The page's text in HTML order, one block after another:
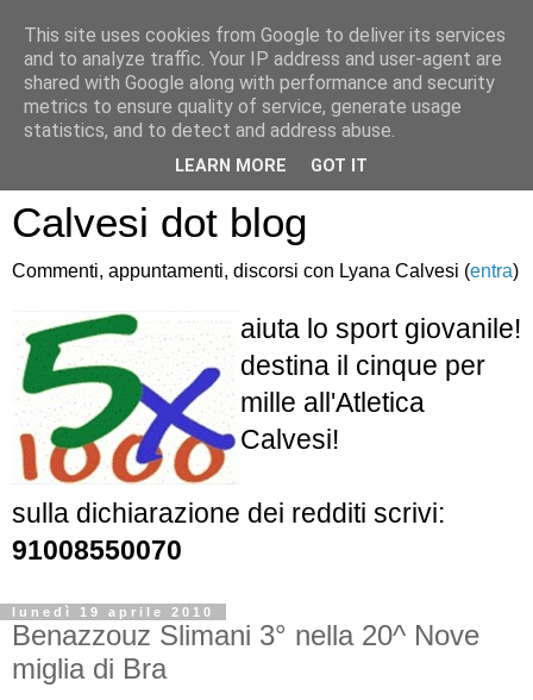
Atletica Sandro
Calvesi dot blog
Commenti, appuntamenti, discorsi con Lyana Calvesi (entra)
aiuta lo sport giovanile!
destina il cinque per
mille all'Atletica
Calvesi!
sulla dichiarazione dei redditi scrivi:
91008550070
lunedì 19 aprile 2010
Benazzouz Slimani 3° nella 20^ Nove
miglia di Bra
This site uses cookies from Google to deliver its services
and to analyze traffic. Your IP address and user-agent are
shared with Google along with performance and security
metrics to ensure quality of service, generate usage
statistics, and to detect and address abuse.
LEARN MORE GOT IT